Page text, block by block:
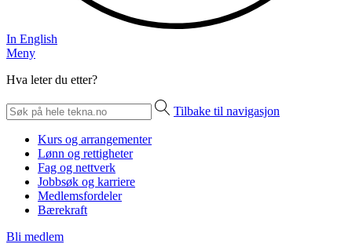
In English
Meny
Hva leter du etter?
Tilbake til navigasjon
Kurs og arrangementer
Lønn og rettigheter
Fag og nettverk
Jobbsøk og karriere
Medlemsfordeler
Bærekraft
Bli medlem